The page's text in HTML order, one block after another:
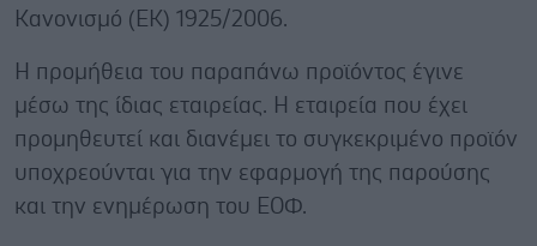
Κανονισμό (ΕΚ) 1925/2006.
Η προμήθεια του παραπάνω προϊόντος έγινε
μέσω της ίδιας εταιρείας. H εταιρεία που έχει
προμηθευτεί και διανέμει το συγκεκριμένο προϊόν
υποχρεούνται για την εφαρμογή της παρούσης
και την ενημέρωση του ΕΟΦ.